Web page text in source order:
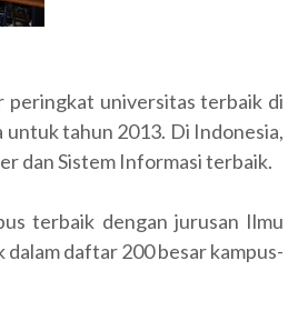
peringkat universitas terbaik di
untuk tahun 2013. Di Indonesia,
dan Sistem Informasi terbaik.
terbaik dengan jurusan Ilmu
daftar 200 besar kampus-